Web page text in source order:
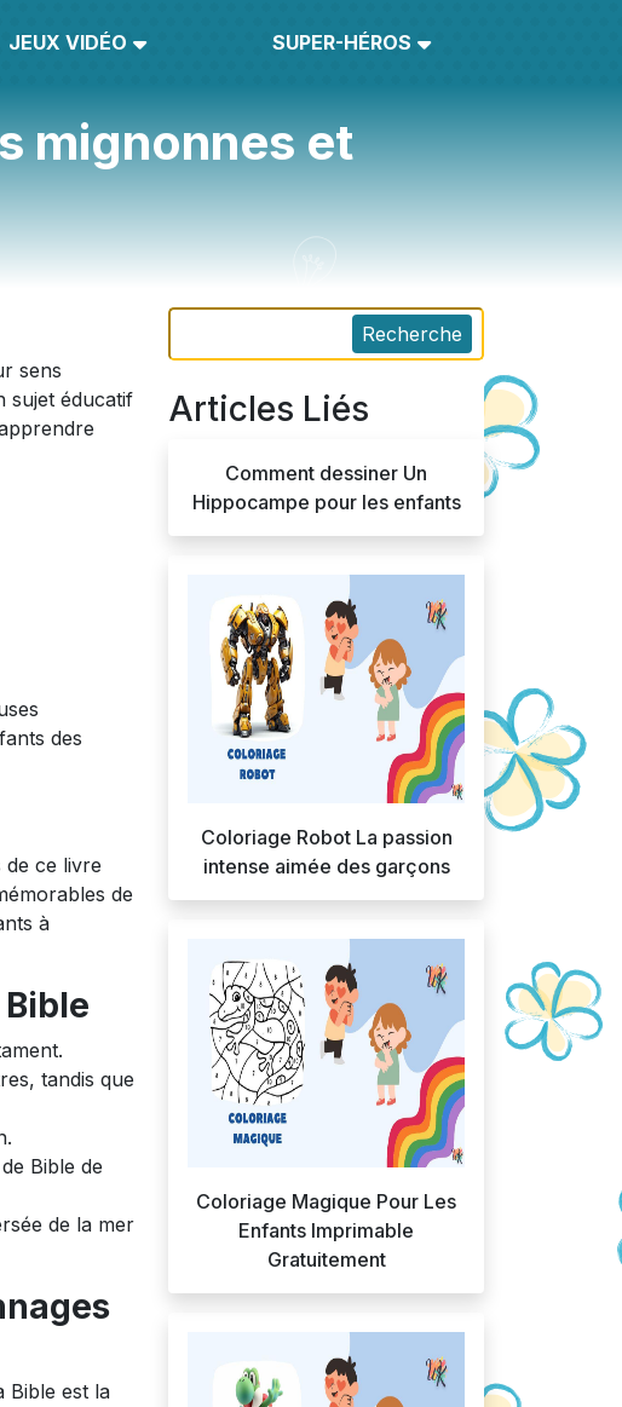
JEUX VIDÉO SUPER-HÉROS
mignonnes et
sens
sujet éducatif
des
de ce livre
de
à
tandis que
Bible de
de la mer
Bible est la
Recherche
Articles Liés
Comment dessiner Un
Hippocampe pour les enfants
Coloriage Robot La passion
intense aimée des garçons
Coloriage Magique Pour Les
Enfants Imprimable
Gratuitement